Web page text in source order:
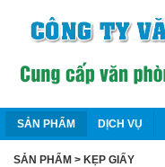
SẢN PHẨM DỊCH VỤ
SẢN PHẨM > KẸP GIẤY